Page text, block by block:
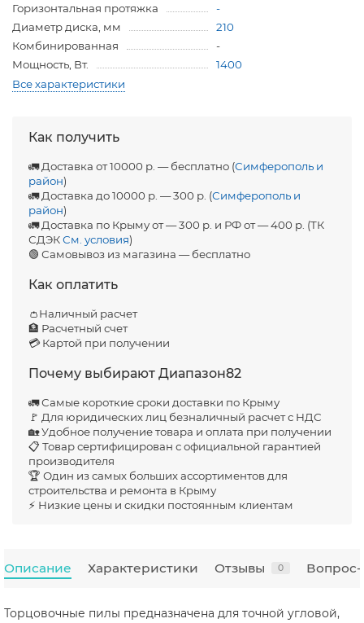
Горизонтальная протяжка
-
Диаметр диска, мм
210
Комбинированная
-
Мощность, Вт.
1400
Все характеристики
Как получить
🚛 Доставка от 10000 р. — бесплатно (Симферополь и
район)
🚛 Доставка до 10000 р. — 300 р. (Симферополь и
район)
🚛 Доставка по Крыму от — 300 р. и РФ от — 400 р. (ТК
СДЭКСм. условия)
🟢 Самовывоз из магазина — бесплатно
Как оплатить
👛Наличный расчет
🏦 Расчетный счет
💳 Картой при получении
Почему выбирают Диапазон82
🚛 Самые короткие сроки доставки по Крыму
🚩 Для юридических лиц безналичный расчет с НДС
🏡 Удобное получение товара и оплата при получении
📋 Товар сертифицирован с официальной гарантией
производителя
🏆 Один из самых больших ассортиментов для
строительства и ремонта в Крыму
⚡ Низкие цены и скидки постоянным клиентам
Описание Характеристики Отзывы 0 Вопрос-
Торцовочные пилы предназначена для точной угловой,